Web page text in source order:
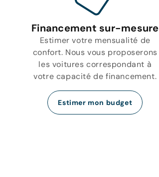
Financement sur-mesure
Estimer votre mensualité de
confort. Nous vous proposerons
les voitures correspondant à
votre capacité de financement.
Estimer mon budget